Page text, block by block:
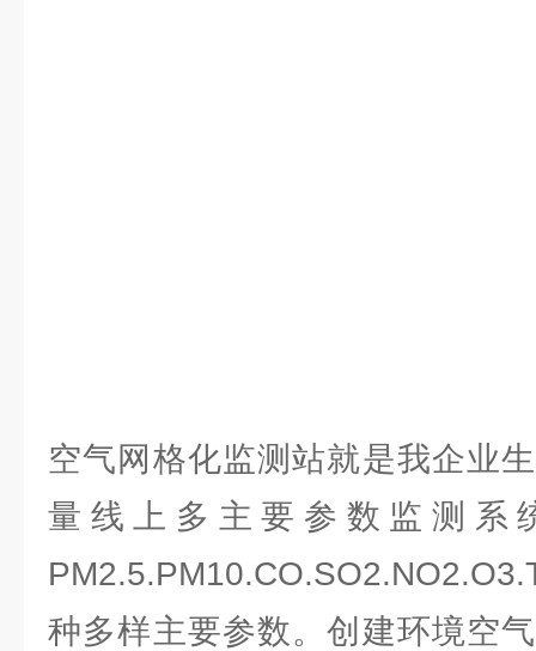
空气网格化监测站就是我企业
量线上多主要参数监测系
种多样主要参数。创建环境空